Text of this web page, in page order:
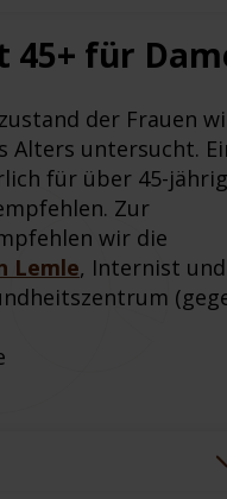
45+ für
der Frauen
Alters untersucht.
für über 45-
Zur
wir die
Lemle, Internist und